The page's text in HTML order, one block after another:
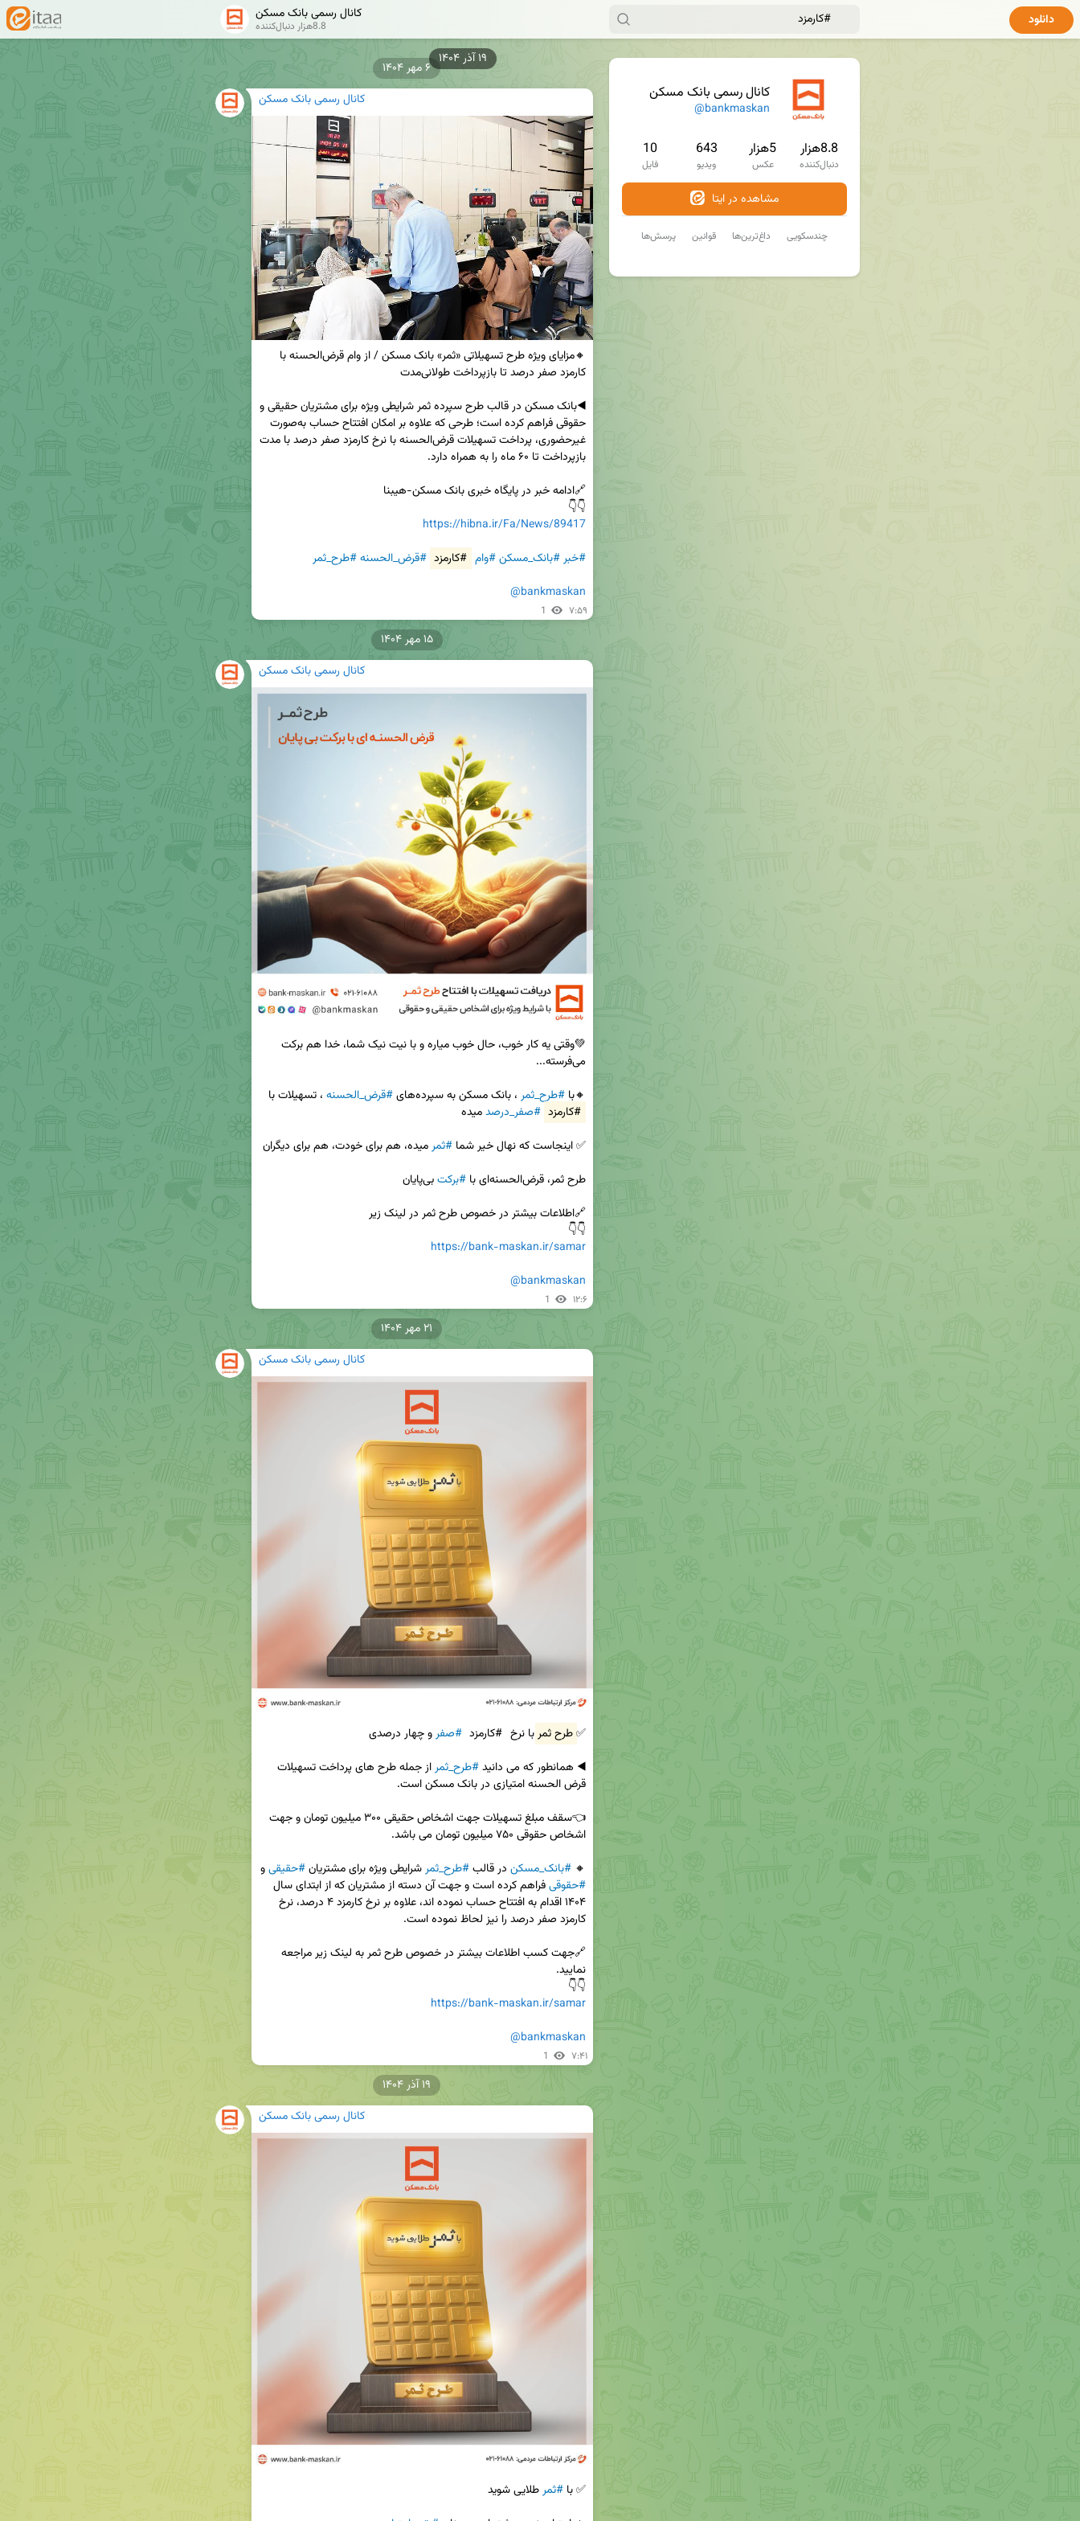
کانال رسمی بانک مسکن
@bankmaskan
8.8هزار
دنبال‌کننده
5هزار
عکس
643
ویدیو
10
فایل
مشاهده در ایتا
پرسش‌ها قوانین داغ‌ترین‌ها چندسکویی
کانال رسمی بانک مسکن
8.8هزار دنبال‌کننده دانلود
کانال رسمی بانک مسکن
👇👇
https://hibna.ir/Fa/News/89417
#خبر#بانک_مسکن#وام #کارمزد #قرض_الحسنه#طرح_ثمر
@bankmaskan
1 ۷:۵۹
۶ مهر ۱۴۰۴
کانال رسمی بانک مسکن
🔸با #طرح_ثمر ، بانک مسکن به سپرده‌های #قرض‌_الحسنه
، تسهیلات با
#کارمزد #صفر_درصد
✅ اینجاست که نهال خیر شما #ثمر
طرح ثمر، قرض‌الحسنه‌ای با
#برکت
👇👇
https://bank-maskan.ir/samar
@bankmaskan
1 ۱۲:۶
۱۵ مهر ۱۴۰۴
کانال رسمی بانک مسکن
✅ طرح ثمر با نرخ #کارمزد #صفر
◀️ همانطور كه مى دانید #طرح_ثمر
🔸 #بانک_مسکن در قالب #طرح_ثمر شرایطی ویژه برای مشتریان #حقیقی و
#حقوقی
👇👇
https://bank-maskan.ir/samar
@bankmaskan
1 ۷:۴۱
۲۱ مهر ۱۴۰۴
کانال رسمی بانک مسکن
✅ با #ثمر
۱۹ آذر ۱۴۰۴